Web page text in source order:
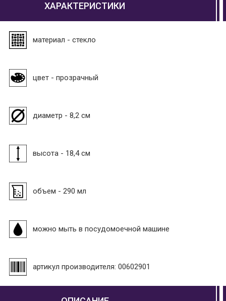
ХАРАКТЕРИСТИКИ
материал - стекло
цвет - прозрачный
диаметр - 8,2 см
высота - 18,4 см
объем - 290 мл
можно мыть в посудомоечной машине
артикул производителя: 00602901